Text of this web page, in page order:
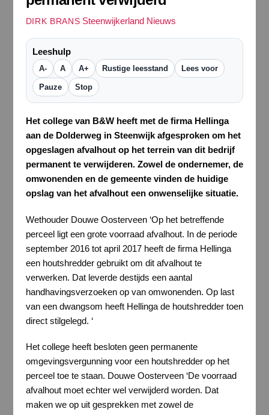
DIRK BRANS Steenwijkerland Nieuws
Leeshulp
A- A A+ Rustige leesstand Lees voor
Pauze Stop
Het college van B&W heeft met de firma Hellinga
aan de Dolderweg in Steenwijk afgesproken om het
opgeslagen afvalhout op het terrein van dit bedrijf
permanent te verwijderen. Zowel de ondernemer, de
omwonenden en de gemeente vinden de huidige
opslag van het afvalhout een onwenselijke situatie.
Wethouder Douwe Oosterveen ‘Op het betreffende
perceel ligt een grote voorraad afvalhout. In de periode
september 2016 tot april 2017 heeft de firma Hellinga
een houtshredder gebruikt om dit afvalhout te
verwerken. Dat leverde destijds een aantal
handhavingsverzoeken op van omwonenden. Op last
van een dwangsom heeft Hellinga de houtshredder toen
direct stilgelegd. ‘
Het college heeft besloten geen permanente
omgevingsvergunning voor een houtshredder op het
perceel toe te staan. Douwe Oosterveen ‘De voorraad
afvalhout moet echter wel verwijderd worden. Dat
maken we op uit gesprekken met zowel de